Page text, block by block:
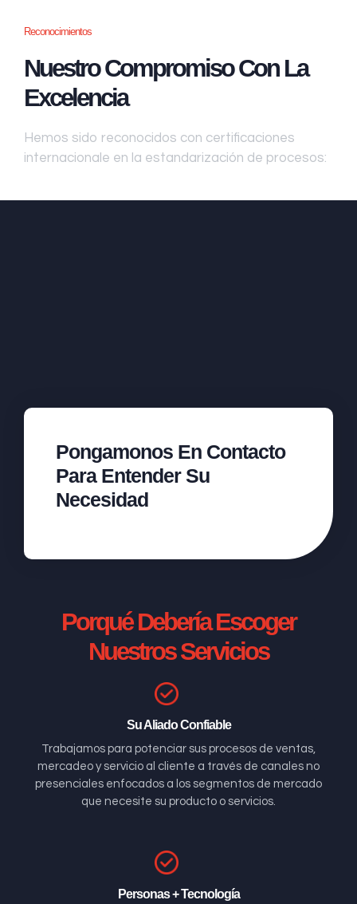
Reconocimientos
Nuestro Compromiso Con La
Excelencia
Hemos sido reconocidos con certificaciones
internacionale en la estandarización de procesos:
Pongamonos En Contacto
Para Entender Su
Necesidad
Porqué Debería Escoger
Nuestros Servicios
Su Aliado Confiable
Trabajamos para potenciar sus procesos de ventas,
mercadeo y servicio al cliente a través de canales no
presenciales enfocados a los segmentos de mercado
que necesite su producto o servicios.
Personas + Tecnología